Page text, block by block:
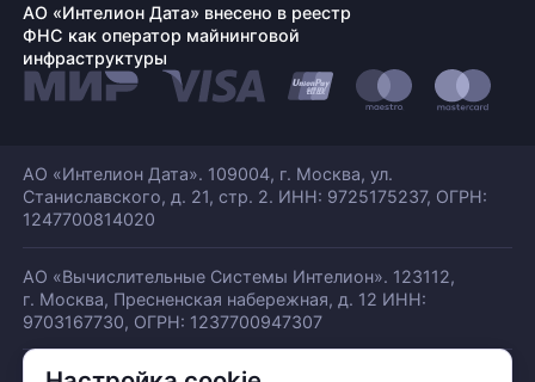
АО «Интелион Дата» внесено в реестр
ФНС как оператор майнинговой
инфраструктуры
АО «Интелион Дата». 109004, г. Москва, ул.
Станиславского, д. 21, стр. 2. ИНН: 9725175237, ОГРН:
1247700814020
АО «Вычислительные Системы Интелион». 123112,
г. Москва, Пресненская набережная, д. 12 ИНН:
9703167730, ОГРН: 1237700947307